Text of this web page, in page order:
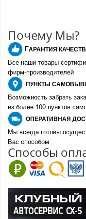
Почему Мы?
ГАРАНТИЯ
Все наши товары
фирм-производителей
ПУНКТЫ
Возможность забрать
из более 100 пунктов
ОПЕРАТИВНАЯ
Мы всегда готовы
Вас способом
Способы